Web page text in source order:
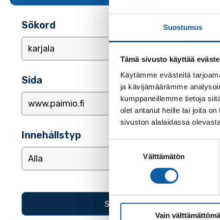
Suostumus
Tämä sivusto käyttää
Käytämme evästeitä
ja kävijämäärämme
kumppaneillemme tietoja
olet antanut heille tai joita
sivuston alalaidassa
Välttämätön
Vain
Sökord
Sida
Innehållstyp